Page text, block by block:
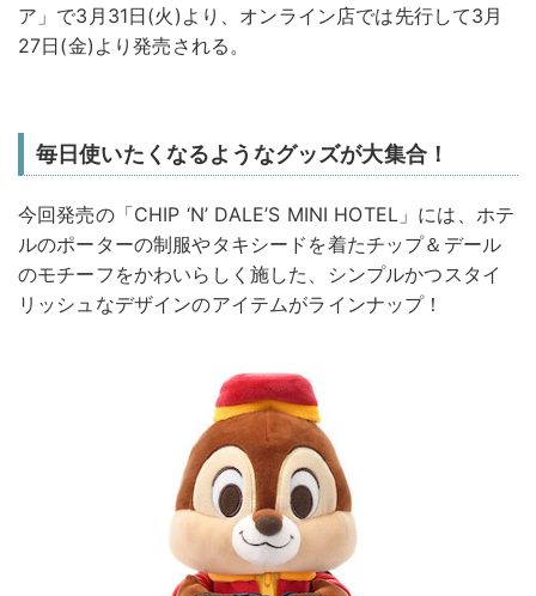
ア」で3月31日(火)より、オンライン店では先行して3月
27日(金)より発売される。
毎日使いたくなるようなグッズが大集合！
今回発売の「CHIP ‘N’ DALE’S MINI HOTEL」には、ホテ
ルのポーターの制服やタキシードを着たチップ＆デール
のモチーフをかわいらしく施した、シンプルかつスタイ
リッシュなデザインのアイテムがラインナップ！